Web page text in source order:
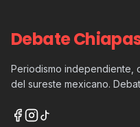
Debate
Periodismo independiente,
del sureste mexicano.